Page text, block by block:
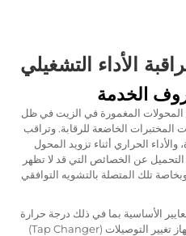
الأداء التشغيلي
الخدمة
المحولات المغمورة في الزيت في ظل
الخاضعة للرقابة. وتراقب
والأداء الحراري أثناء تزويد المحول
عن الخصائص التي قد لا تظهر
تلك المتصلة بالتشويه التوافقي
الأساسية بما في ذلك درجة حرارة
الزيت ودرجة حرارة اللفائف وعمل جهاز تغيير التوصيلات (Tap Changer)